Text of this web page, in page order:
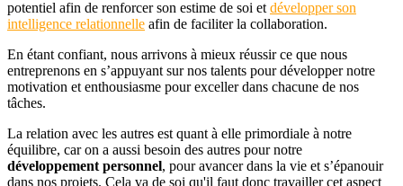
potentiel afin de renforcer son estime de soi et développer son
intelligence relationnelle afin de faciliter la collaboration.
En étant confiant, nous arrivons à mieux réussir ce que nous
entreprenons en s’appuyant sur nos talents pour développer notre
motivation et enthousiasme pour exceller dans chacune de nos
tâches.
La relation avec les autres est quant à elle primordiale à notre
équilibre, car on a aussi besoin des autres pour notre
développement personnel, pour avancer dans la vie et s’épanouir
dans nos projets. Cela va de soi qu'il faut donc travailler cet aspect